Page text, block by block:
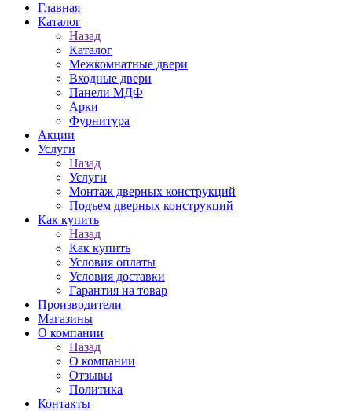
Главная
Каталог
Назад
Каталог
Межкомнатные двери
Входные двери
Панели МДФ
Арки
Фурнитура
Акции
Услуги
Назад
Услуги
Монтаж дверных конструкций
Подъем дверных конструкций
Как купить
Назад
Как купить
Условия оплаты
Условия доставки
Гарантия на товар
Производители
Магазины
О компании
Назад
О компании
Отзывы
Политика
Контакты